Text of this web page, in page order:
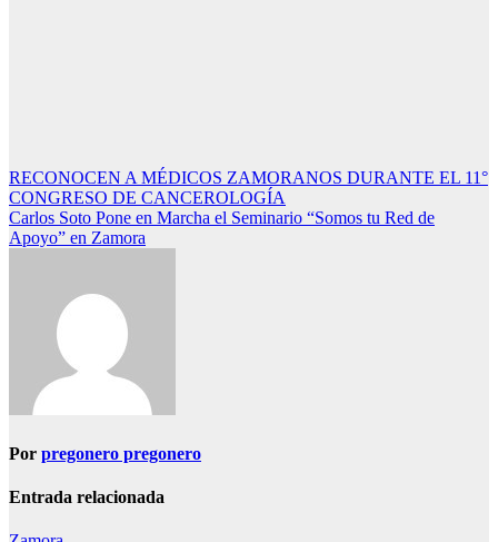
Navegación
de
entradas
RECONOCEN A MÉDICOS ZAMORANOS DURANTE EL 11°
CONGRESO DE CANCEROLOGÍA
Carlos Soto Pone en Marcha el Seminario “Somos tu Red de
Apoyo” en Zamora
Por pregonero pregonero
Entrada relacionada